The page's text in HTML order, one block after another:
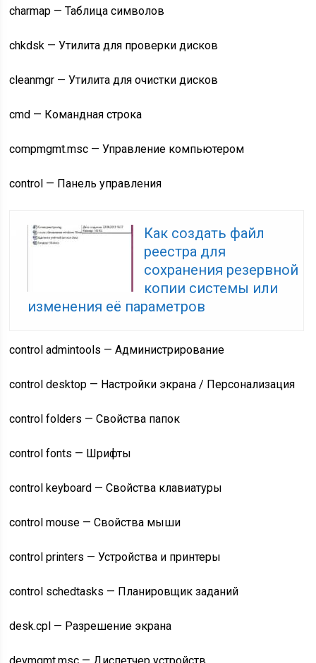
charmap — Таблица символов
chkdsk — Утилита для проверки дисков
cleanmgr — Утилита для очистки дисков
cmd — Командная строка
compmgmt.msc — Управление компьютером
control — Панель управления
Как создать файл
реестра для
сохранения резервной
копии системы или
изменения её параметров
control admintools — Администрирование
control desktop — Настройки экрана / Персонализация
control folders — Свойства папок
control fonts — Шрифты
control keyboard — Свойства клавиатуры
control mouse — Свойства мыши
control printers — Устройства и принтеры
control schedtasks — Планировщик заданий
desk.cpl — Разрешение экрана